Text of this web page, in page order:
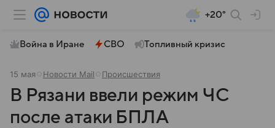
+20°
Война в Иране СВО Топливный кризис
15 мая Новости Mail Происшествия
В Рязани ввели режим ЧС
после атаки БПЛА